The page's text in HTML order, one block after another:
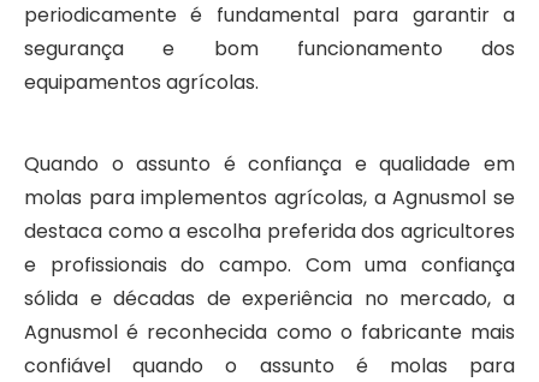
periodicamente é fundamental para garantir a
segurança e bom funcionamento dos
equipamentos agrícolas.
Quando o assunto é confiança e qualidade em
molas para implementos agrícolas, a Agnusmol se
destaca como a escolha preferida dos agricultores
e profissionais do campo. Com uma confiança
sólida e décadas de experiência no mercado, a
Agnusmol é reconhecida como o fabricante mais
confiável quando o assunto é molas para